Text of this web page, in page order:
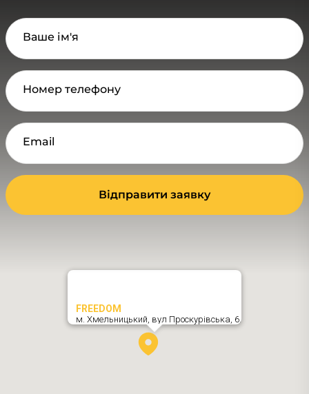
Ваше ім'я
Номер телефону
Email
Відправити заявку
FREEDOM
м. Хмельницький, вул Проскурівська, 6,